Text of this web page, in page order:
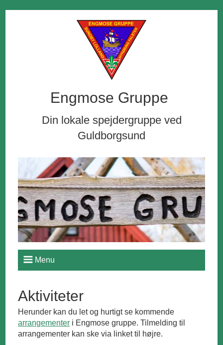
Engmose Gruppe
Din lokale spejdergruppe ved
Guldborgsund
Menu
Aktiviteter
Herunder kan du let og hurtigt se kommende
arrangementer i Engmose gruppe. Tilmelding til
arrangementer kan ske via linket til højre.